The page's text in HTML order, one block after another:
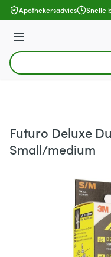
Ga naar de inhoud
Apothekersadvies Snelle
Menu
Product, merk,
Futuro Deluxe
Small/medium